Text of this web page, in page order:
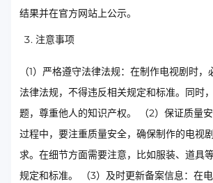
结果并在官方网站上公示。
注意事项
（1）严格遵守法律法规：在制作电视剧时
法律法规，不得违反相关规定和标准。同时
题，尊重他人的知识产权。 （2）保证质量
过程中，要注重质量安全，确保制作的电视
求。在细节方面需要注意，比如服装、道具
规定和标准。 （3）及时更新备案信息：在电